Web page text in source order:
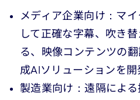
メディア企業向け：マ
して正確な字幕、吹き
る、映像コンテンツの
成AIソリューションを開
製造業向け：遠隔によ